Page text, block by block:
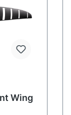
Wing